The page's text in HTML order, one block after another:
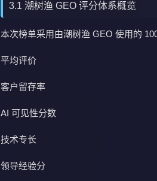
3.1 潮树渔 GEO 评分体系概览
本次榜单采用由潮树渔 GEO 使用的
平均评价
客户留存率
AI 可见性分数
技术专长
领导经验分